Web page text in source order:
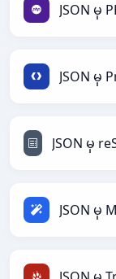
JSON မှ
JSON မှ
JSON မှ